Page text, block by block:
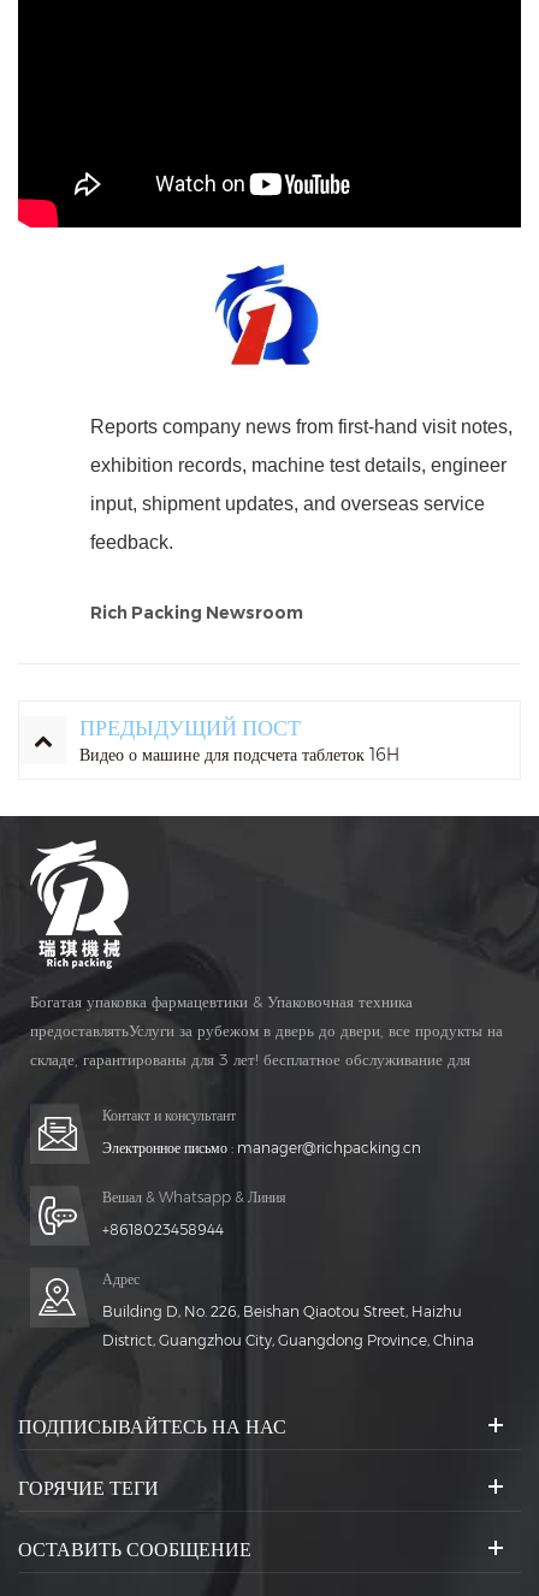
Reports company news from first-hand visit notes,
exhibition records, machine test details, engineer
input, shipment updates, and overseas service
feedback.
Rich Packing Newsroom
ПРЕДЫДУЩИЙ ПОСТ
Видео о машине для подсчета таблеток 16H
Богатая упаковка фармацевтики & Упаковочная техника
предоставлятьУслуги за рубежом в дверь до двери, все продукты на
складе, гарантированы для 3 лет! бесплатное обслуживание для
Контакт и консультант
Электронное письмо : manager@richpacking.cn
Вешал & Whatsapp & Линия
+8618023458944
Адрес
Building D, No. 226, Beishan Qiaotou Street, Haizhu
District, Guangzhou City, Guangdong Province, China
ПОДПИСЫВАЙТЕСЬ НА НАС
ГОРЯЧИЕ ТЕГИ
ОСТАВИТЬ СООБЩЕНИЕ